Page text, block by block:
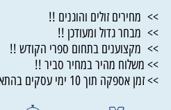
>> מחירים זולים והוגנים !!
>> מבחר גדול ומעודכן !!
>> מקצוענים בתחום ספרי הקודש !!
>> משלוח מהיר במחיר סביר !!
>> זמן אספקה תוך 10 ימי עסקים בהתאם לתקנון החנות